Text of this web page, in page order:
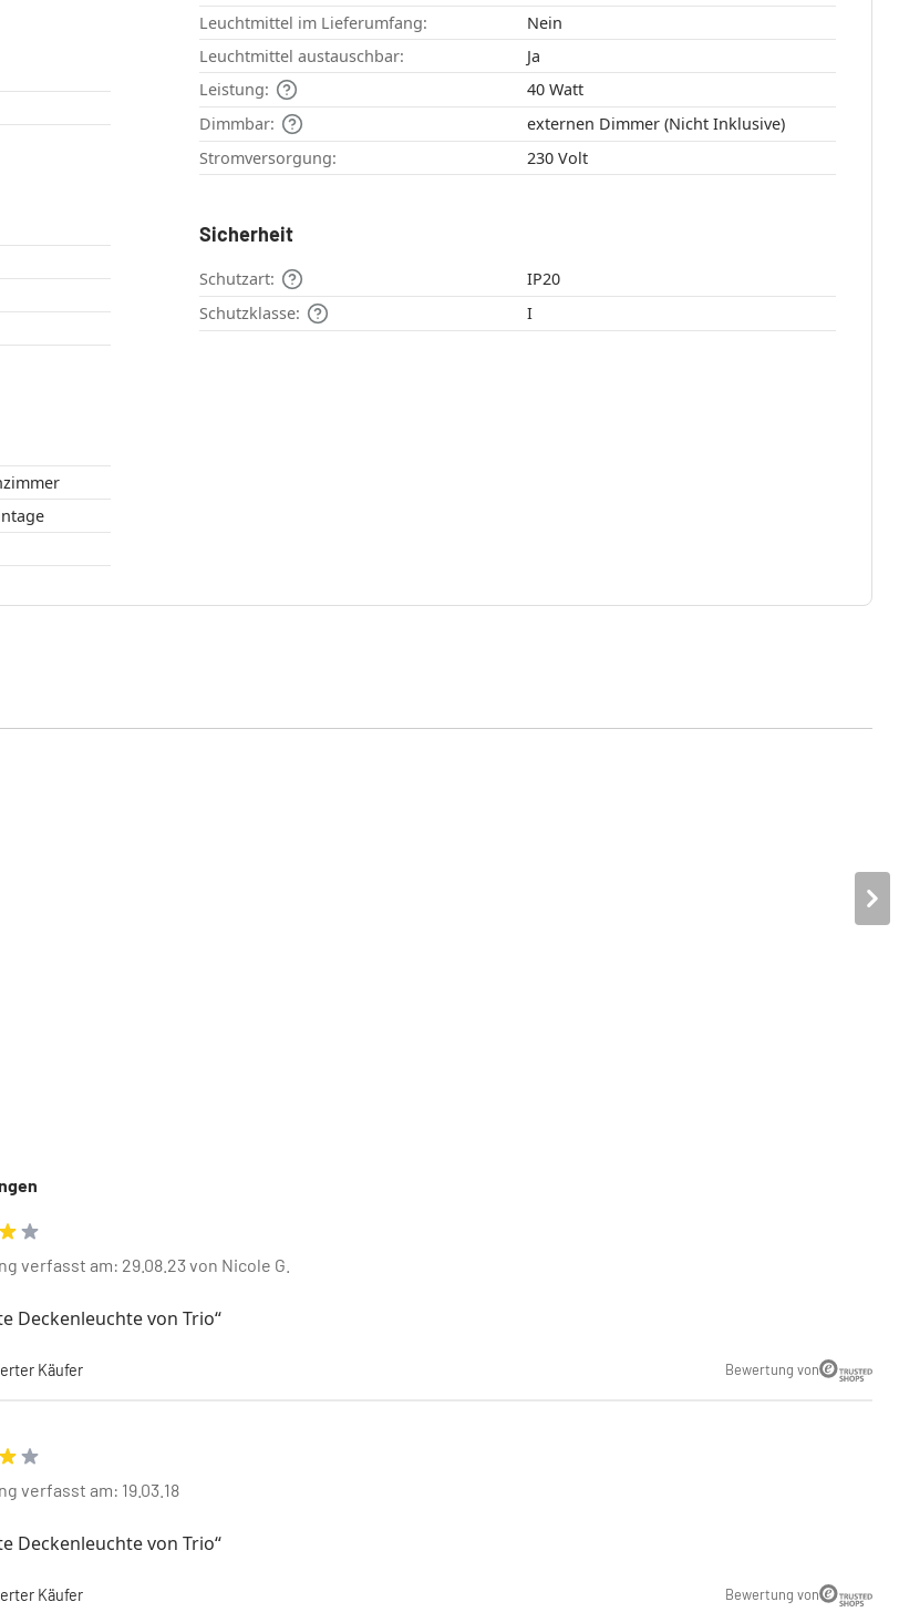
, Wohnzimmer
, Mediterran , Vintage
Leuchtmittel im Lieferumfang:
Nein
Leuchtmittel austauschbar:
Ja
Leistung:
40 Watt
Dimmbar:
externen Dimmer (Nicht Inklusive)
Stromversorgung:
230 Volt
Sicherheit
Schutzart:
IP20
Schutzklasse:
I
verfasst am: 29.08.23 von Nicole G.
Deckenleuchte von Trio
Käufer Bewertung von
verfasst am: 19.03.18
Deckenleuchte von Trio
Käufer Bewertung von